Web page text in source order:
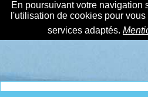
En poursuivant votre navigation
l'utilisation de cookies pour
services adaptés.